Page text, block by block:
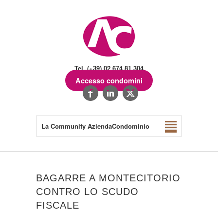
Tel. (+39) 02.674.81.304
Accesso condomini
La Community AziendaCondominio
BAGARRE A MONTECITORIO
CONTRO LO SCUDO
FISCALE